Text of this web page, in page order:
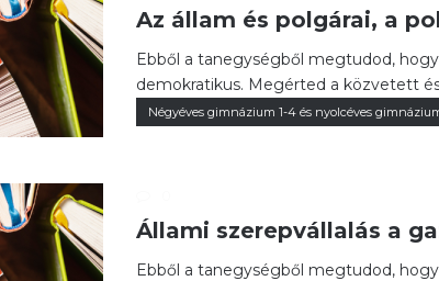
Az állam és polgárai, a
Ebből a tanegységből megtudod,
demokratikus. Megérted a közvetett
Négyéves gimnázium 1-4 és nyolcéves
Állami szerepvállalás a
Ebből a tanegységből megtudod,